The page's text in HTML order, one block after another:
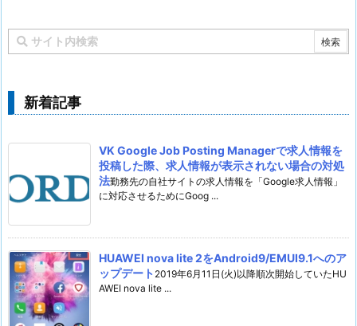
新着記事
VK Google Job Posting Managerで求人情報を
投稿した際、求人情報が表示されない場合の対処
法勤務先の自社サイトの求人情報を「Google求人情報」
に対応させるためにGoog ...
HUAWEI nova lite 2をAndroid9/EMUI9.1へのア
ップデート 2019年6月11日(火)以降順次開始していたHU
AWEI nova lite ...